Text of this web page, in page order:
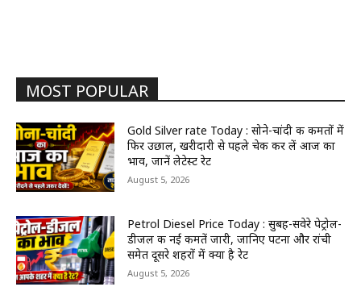
MOST POPULAR
Gold Silver rate Today : सोने-चांदी की कीमतों में
फिर उछाल, खरीदारी से पहले चेक कर लें आज का
भाव, जानें लेटेस्ट रेट
August 5, 2026
Petrol Diesel Price Today : सुबह-सवेरे पेट्रोल-
डीजल की नई कीमतें जारी, जानिए पटना और रांची
समेत दूसरे शहरों में क्या है रेट
August 5, 2026